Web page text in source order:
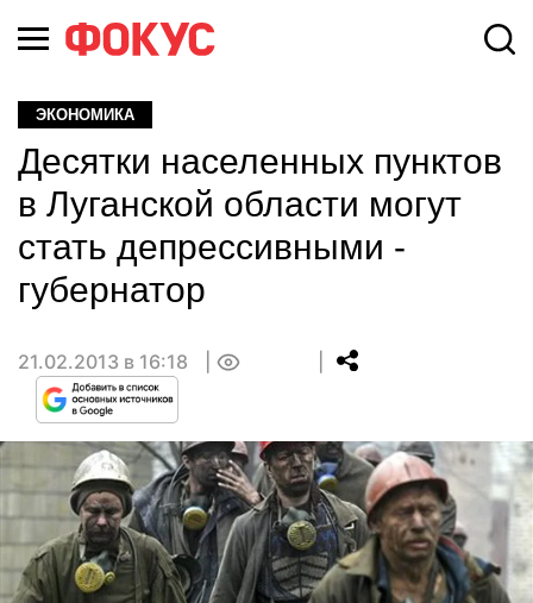
ЭКОНОМИКА
Десятки населенных пунктов
в Луганской области могут
стать депрессивными -
губернатор
21.02.2013 в 16:18